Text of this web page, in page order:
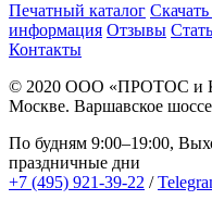
Печатный каталог
информация Отзывы
Контакты
© 2020 ООО «ПРОТОС и
Москве. Варшавское
По будням 9:00–19:00,
праздничные дни
+7 (495) 921-39-22 /